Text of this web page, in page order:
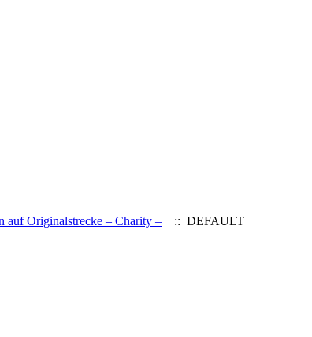
auf Originalstrecke – Charity – :: DEFAULT